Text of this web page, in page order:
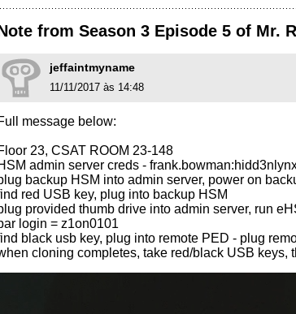
from Season 3 Episode 5 of Mr.
jeffaintmyname
11/11/2017 às 14:48
message below:
23, CSAT ROOM 23-148
admin server creds -
backup HSM into admin server, power on
red USB key, plug into backup HSM
provided thumb drive into admin server, run
login = z1on0101
black usb key, plug into remote PED - plug
cloning completes, take red/black USB keys,